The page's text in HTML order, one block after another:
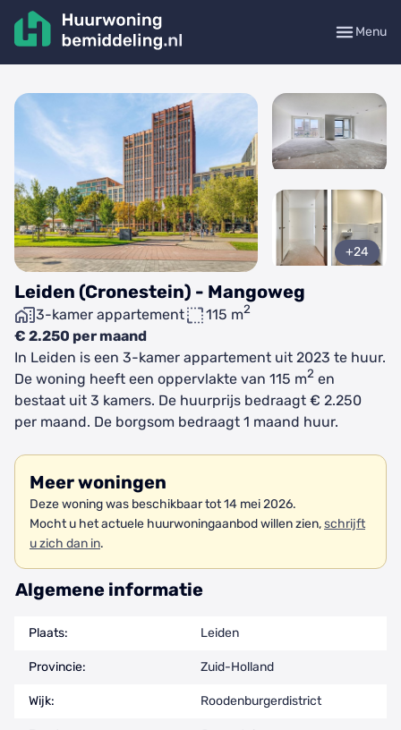
Menu
Leiden (Cronestein) - Mangoweg
3-kamer appartement 115 m2
€ 2.250 per maand
+24
In Leiden is een 3-kamer appartement uit 2023 te huur.
De woning heeft een oppervlakte van 115 m2 en
bestaat uit 3 kamers. De huurprijs bedraagt € 2.250
per maand. De borgsom bedraagt 1 maand huur.
Meer woningen
Deze woning was beschikbaar tot 14 mei 2026.
Mocht u het actuele huurwoningaanbod willen zien,schrijft
u zich dan in.
Algemene informatie
Plaats: Leiden
Provincie: Zuid-Holland
Wijk: Roodenburgerdistrict